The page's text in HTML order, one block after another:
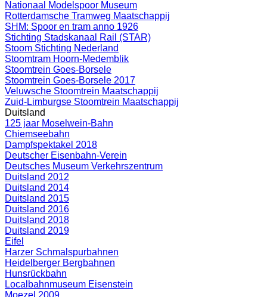
Nationaal Modelspoor Museum
Rotterdamsche Tramweg Maatschappij
SHM: Spoor en tram anno 1926
Stichting Stadskanaal Rail (STAR)
Stoom Stichting Nederland
Stoomtram Hoorn-Medemblik
Stoomtrein Goes-Borsele
Stoomtrein Goes-Borsele 2017
Veluwsche Stoomtrein Maatschappij
Zuid-Limburgse Stoomtrein Maatschappij
Duitsland
125 jaar Moselwein-Bahn
Chiemseebahn
Dampfspektakel 2018
Deutscher Eisenbahn-Verein
Deutsches Museum Verkehrszentrum
Duitsland 2012
Duitsland 2014
Duitsland 2015
Duitsland 2016
Duitsland 2018
Duitsland 2019
Eifel
Harzer Schmalspurbahnen
Heidelberger Bergbahnen
Hunsrückbahn
Localbahnmuseum Eisenstein
Moezel 2009